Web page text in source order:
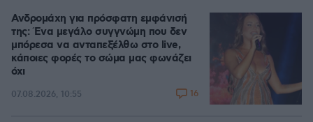
Ανδρομάχη για πρόσφατη εμφάνισή
της: Ένα μεγάλο συγγνώμη που δεν
μπόρεσα να ανταπεξέλθω στο live,
κάποιες φορές το σώμα μας φωνάζει
όχι
07.08.2026, 10:55 16